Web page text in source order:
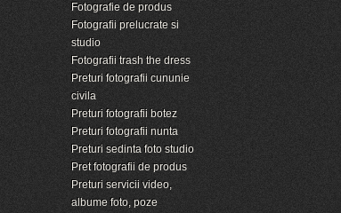
Fotografie de produs
Fotografii prelucrate si
studio
Fotografii trash the dress
Preturi fotografii cununie
civila
Preturi fotografii botez
Preturi fotografii nunta
Preturi sedinta foto studio
Pret fotografii de produs
Preturi servicii video,
albume foto, poze